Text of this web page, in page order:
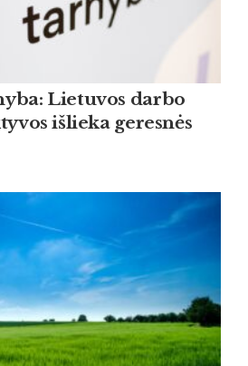
Lietuvos darbo
išlieka geresnės